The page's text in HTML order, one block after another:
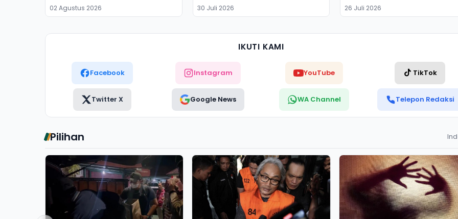
02 Agustus 2026 30 Juli 2026 26 Juli 2026
IKUTI KAMI
Facebook Instagram YouTube TikTok
Twitter X Google News WA Channel Telepon Redaksi
Pilihan